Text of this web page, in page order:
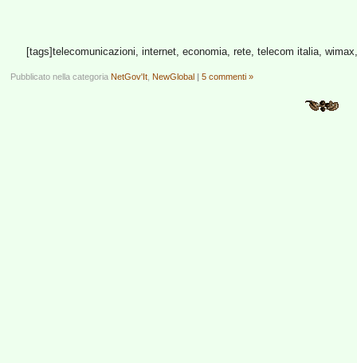
[tags]telecomunicazioni, internet, economia, rete, telecom italia,
Pubblicato nella categoria NetGov'It NewGlobal | 5 commenti »